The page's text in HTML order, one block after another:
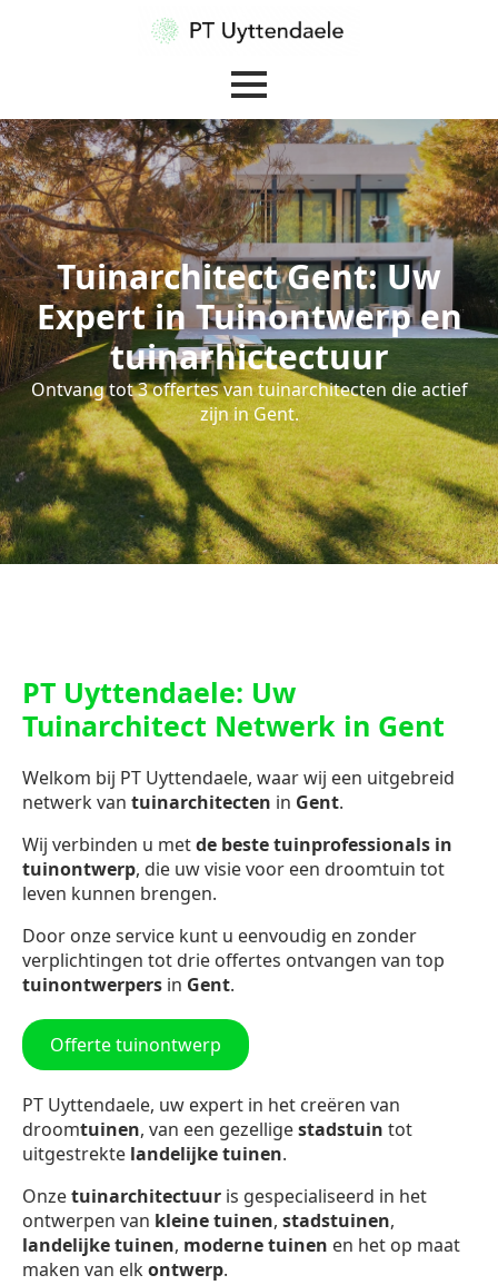
Tuinarchitect Gent: Uw
Expert in Tuinontwerp en
tuinarhictectuur
Ontvang tot 3 offertes van tuinarchitecten die actief
zijn in Gent.
PT Uyttendaele: Uw
Tuinarchitect Netwerk in Gent
Welkom bij PT Uyttendaele, waar wij een uitgebreid
netwerk van tuinarchitecten in Gent.
Wij verbinden u metde beste tuinprofessionals in
tuinontwerp, die uw visie voor een droomtuin tot
leven kunnen brengen.
Door onze service kunt u eenvoudig en zonder
verplichtingen tot drie offertes ontvangen van top
tuinontwerpers in Gent.
Offerte tuinontwerp
PT Uyttendaele, uw expert in het creëren van
droomtuinen, van een gezelligestadstuin tot
uitgestrekte landelijke tuinen.
Onzetuinarchitectuur is gespecialiseerd in het
ontwerpen van kleine tuinen, stadstuinen,
landelijke tuinen, moderne tuinen en het op maat
maken van elkontwerp.